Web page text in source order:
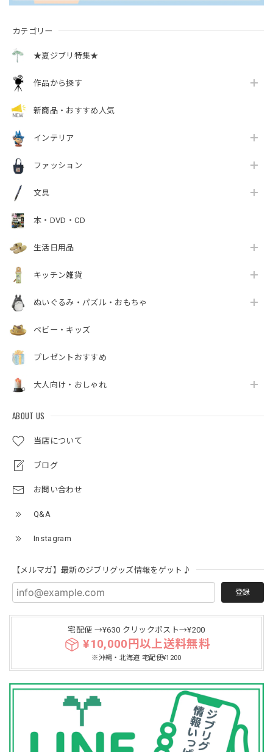
カテゴリー
★夏ジブリ特集★
作品から探す
新商品・おすすめ人気
インテリア
ファッション
文具
本・DVD・CD
生活日用品
キッチン雑貨
ぬいぐるみ・パズル・おもちゃ
ベビー・キッズ
プレゼントおすすめ
大人向け・おしゃれ
ABOUT US
当店について
ブログ
お問い合わせ
Q&A
Instagram
【メルマガ】最新のジブリグッズ情報をゲット♪
登録
宅配便 →¥630 クリックポスト→¥200
¥10,000円以上送料無料
※沖縄・北海道 宅配便¥1200